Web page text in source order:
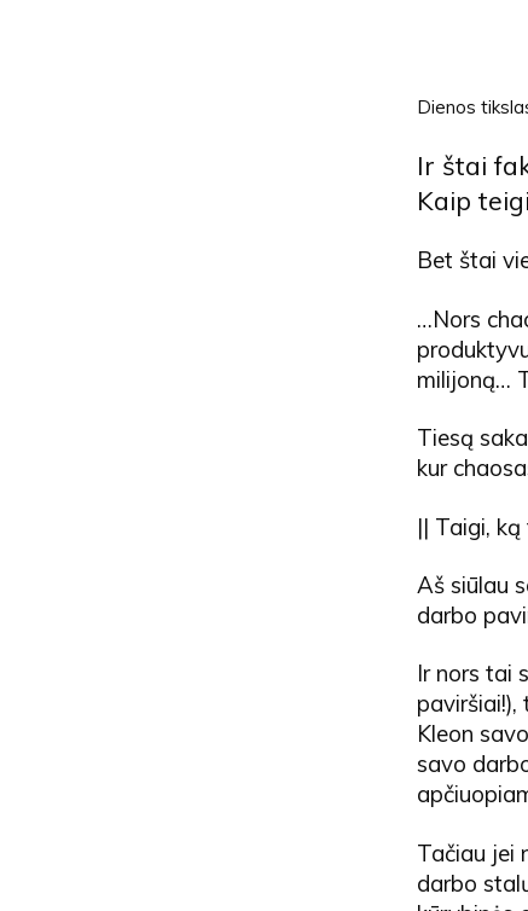
Dienos
Ir štai
Kaip
Bet štai
…Nors
milijoną…
Tiesą
kur
|| Taigi,
Aš siūlau
darbo
Ir nors tai
Kleon
savo
Tačiau jei
darbo